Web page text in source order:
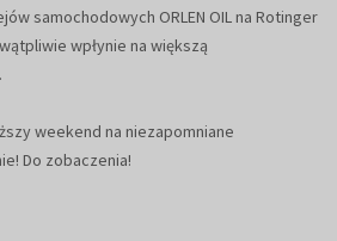
samochodowych ORLEN OIL na Rotinger
wpłynie na większą
weekend na niezapomniane
Do zobaczenia!